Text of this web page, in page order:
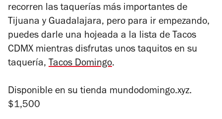
recorren las taquerías más importantes de
Tijuana y Guadalajara, pero para ir empezando,
puedes darle una hojeada a la lista de Tacos
CDMX mientras disfrutas unos taquitos en su
taquería, Tacos Domingo.
Disponible en su tienda mundodomingo.xyz.
$1,500